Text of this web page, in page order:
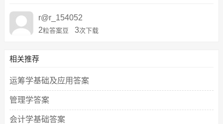
r@r_154052
2粒答案豆 3次下载
相关推荐
运筹学基础及应用答案
管理学答案
会计学基础答案